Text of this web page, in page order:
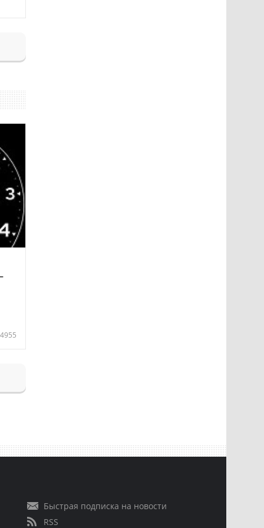
4955
Быстрая подписка на новости
RSS